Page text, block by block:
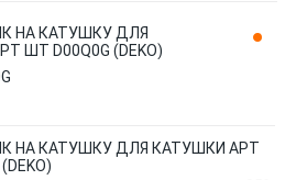
НА КАТУШКУ ДЛЯ
ШТ D00Q0G (DEKO)
НА КАТУШКУ ДЛЯ КАТУШКИ АРТ